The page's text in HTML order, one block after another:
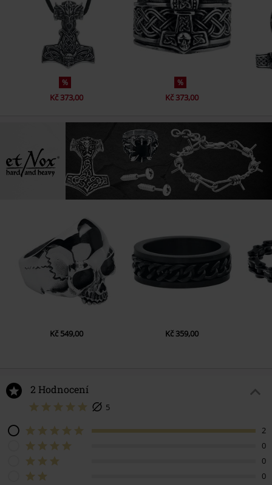
%
Kč 373,00
%
Kč 373,00
Kč 549,00 Kč 359,00
2 Hodnocení
5
2
0
0
0